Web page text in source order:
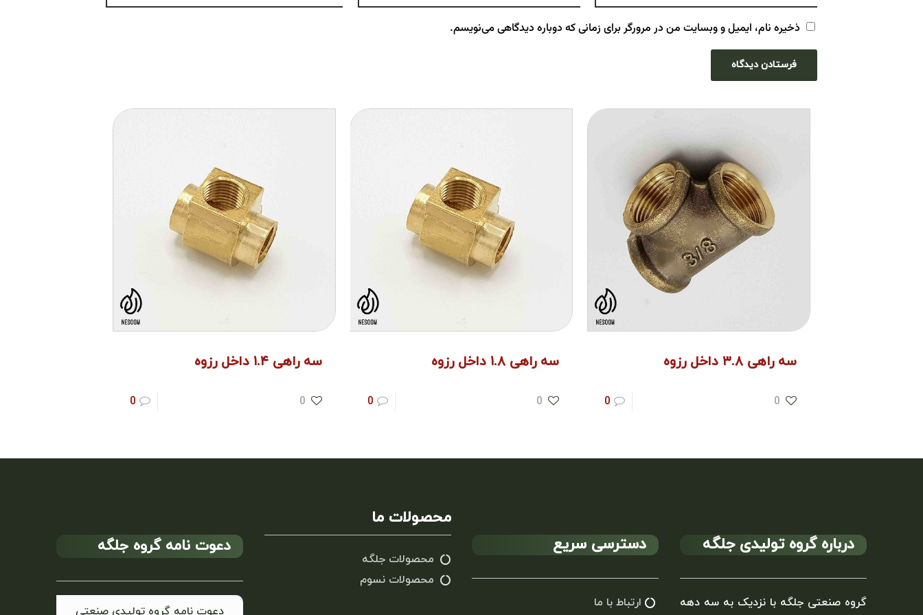
ذخیره نام، ایمیل و وبسایت من در مرورگر برای زمانی که دوباره دیدگاهی می‌نویسم.
سه راهی ۳.۸ داخل رزوه
0
0
سه راهی ۱.۸ داخل رزوه
0
0
سه راهی ۱.۴ داخل رزوه
0
0
درباره گروه تولیدی جلگه
گروه صنعتی جلگه با نزدیک به سه دهه
دسترسی سریع
ارتباط با ما
محصولات ما
محصولات جلگه
محصولات نسوم
دعوت نامه گروه جلگه
دعوت نامه گروه تولیدی صنعتی